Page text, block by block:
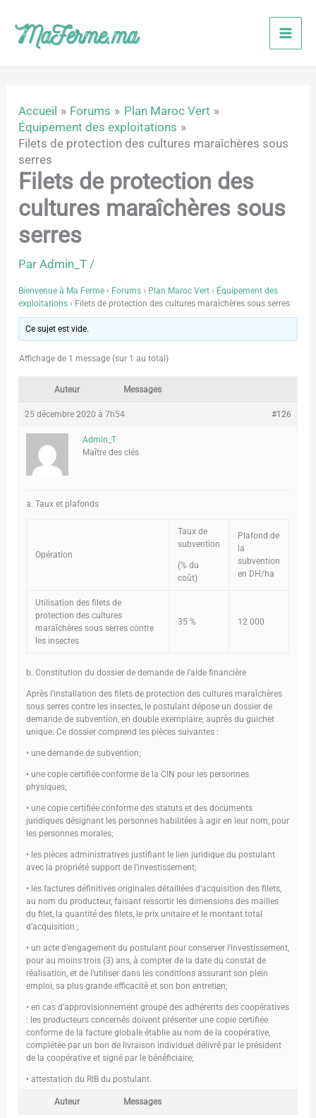
contenu
Accueil Forums
Plan Maroc Vert
Équipement des exploitations
Filets de protection des cultures maraîchères sous
serres
Filets de protection des
cultures maraîchères sous
serres
ParAdmin_T/
Bienvenue à Ma Ferme › Forums › Plan Maroc Vert › Équipement des
exploitations › Filets de protection des cultures maraîchères sous serres
Ce sujet est vide.
Affichage de 1 message (sur 1 au total)
Auteur Messages
25 décembre 2020 à 7h54 #126
Admin_T
Maître des clés
a. Taux et plafonds
Opération
Taux de
subvention
(% du
coût)
Plafond de
la
subvention
en DH/ha
Utilisation des filets de
protection des cultures
maraîchères sous serres contre
les insectes
35 % 12 000
b. Constitution du dossier de demande de l’aide financière
Après l’installation des filets de protection des cultures maraîchères
sous serres contre les insectes, le postulant dépose un dossier de
demande de subvention, en double exemplaire, auprès du guichet
unique. Ce dossier comprend les pièces suivantes :
• une demande de subvention;
• une copie certifiée conforme de la CIN pour les personnes
physiques;
• une copie certifiée conforme des statuts et des documents
juridiques désignant les personnes habilitées à agir en leur nom, pour
les personnes morales;
• les pièces administratives justifiant le lien juridique du postulant
avec la propriété support de l’investissement;
• les factures définitives originales détaillées d’acquisition des filets,
au nom du producteur, faisant ressortir les dimensions des mailles
du filet, la quantité des filets, le prix unitaire et le montant total
d’acquisition ;
• un acte d’engagement du postulant pour conserver l’investissement,
pour au moins trois (3) ans, à compter de la date du constat de
réalisation, et de l’utiliser dans les conditions assurant son plein
emploi, sa plus grande efficacité et son bon entretien;
• en cas d’approvisionnement groupé des adhérents des coopératives
: les producteurs concernés doivent présenter une copie certifiée
conforme de la facture globale établie au nom de la coopérative,
complétée par un bon de livraison individuel délivré par le président
de la coopérative et signé par le bénéficiaire;
• attestation du RIB du postulant.
Auteur Messages